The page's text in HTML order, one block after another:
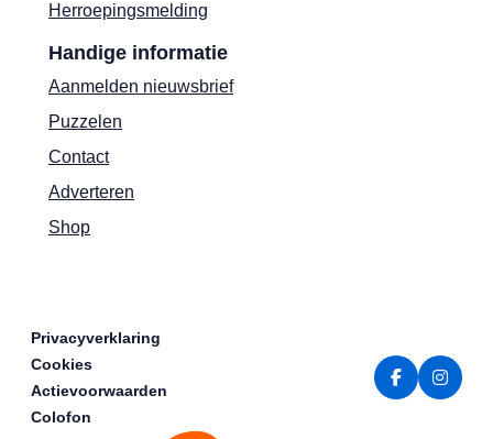
Herroepingsmelding
Handige informatie
Aanmelden nieuwsbrief
Puzzelen
Contact
Adverteren
Shop
Privacyverklaring
Cookies
Actievoorwaarden
Colofon